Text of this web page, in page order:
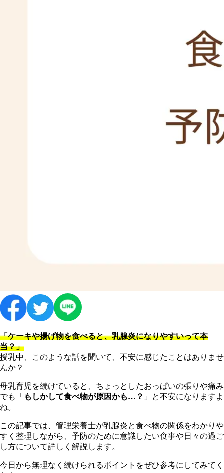
「ケーキや揚げ物を食べると、乳腺炎になりやすいって本
当？」
授乳中、このような話を聞いて、不安に感じたことはありませ
んか？
母乳育児を続けていると、ちょっとしたおっぱいの張りや痛み
でも「 もしかして食べ物が原因かも…？ 」と不安になりますよ
ね。
この記事では、管理栄養士が乳腺炎と食べ物の関係をわかりや
すく整理しながら、予防のために意識したい食事や日々の過ご
し方について詳しく解説します。
今日から無理なく続けられるポイントをぜひ参考にしてみてく